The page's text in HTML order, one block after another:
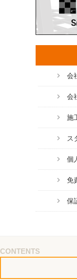
会
会
施
ス
個
免
保
CONTENTS